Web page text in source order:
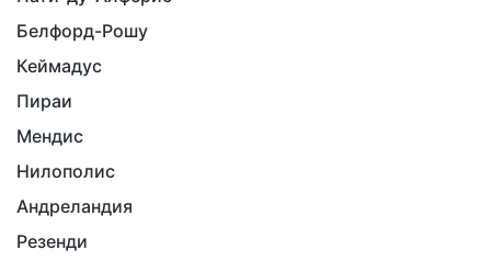
Белфорд-Рошу
Кеймадус
Пираи
Мендис
Нилополис
Андреландия
Резенди